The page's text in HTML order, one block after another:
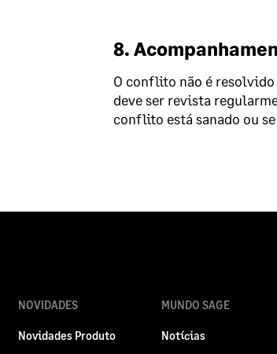
8.
O conflito não é
deve ser revista
conflito está sanado ou
NOVIDADES
Novidades Produto
MUNDO SAGE
Notícias